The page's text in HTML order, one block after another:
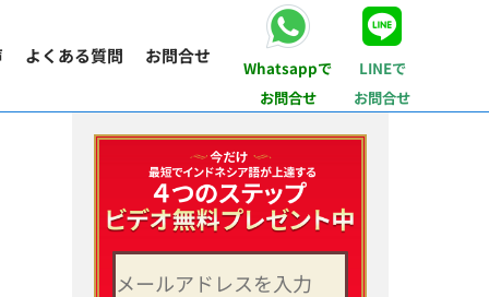
よくある質問 お問合せ
Whatsappで
お問合せ
LINEで
お問合せ